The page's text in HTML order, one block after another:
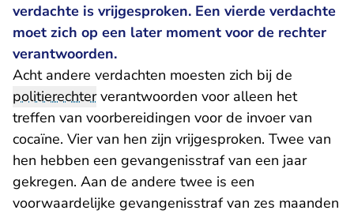
verdachte is vrijgesproken. Een vierde verdachte
moet zich op een later moment voor de rechter
verantwoorden.
Acht andere verdachten moesten zich bij de
politierechterverantwoorden voor alleen het
treffen van voorbereidingen voor de invoer van
cocaïne. Vier van hen zijn vrijgesproken. Twee van
hen hebben een gevangenisstraf van een jaar
gekregen. Aan de andere twee is een
voorwaardelijke gevangenisstraf van zes maanden